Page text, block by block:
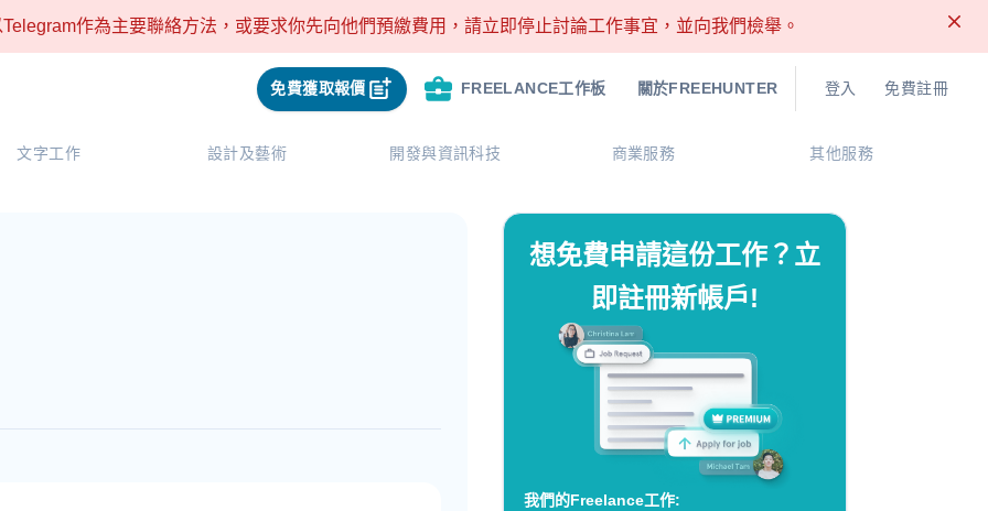
作為主要聯絡方法，或要求你先向他們預繳費用，請立即停止討論工作事宜，並向我們檢舉。
免費獲取報價 FREELANCE工作板 關於FREEHUNTER 登入 免費註冊
文字工作 設計及藝術 開發與資訊科技 商業服務 其他服務
想免費申請這份工作？立
即註冊新帳戶!
我們的Freelance工作: